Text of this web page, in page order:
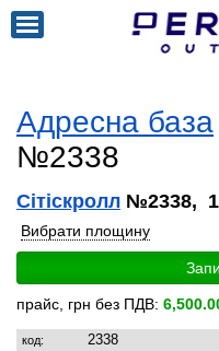
Адресна база
№2338
Сітіскролл №2338,
Вибрати площину
прайс, грн без ПДВ:
код:
2338